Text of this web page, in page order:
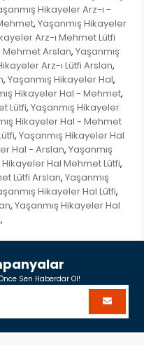
Hikayeler Arz-ı -
, Yaşanmış Hikayeler
Arz-ı Mehmet Lütfi
Mehmet Arslan, Yaşanmış
Arz-ı Lütfi Arslan,
, Yaşanmış Hikayeler Hal,
Hikayeler Hal - Mehmet,
Lütfi, Yaşanmış Hikayeler
Hikayeler Hal - Mehmet
, Yaşanmış Hikayeler Hal
Hal - Arslan, Yaşanmış
Hikayeler Hal Mehmet Lütfi,
Lütfi Arslan, Yaşanmış
Hikayeler Hal Lütfi,
, Yaşanmış Hikayeler Hal
,
Sen Haberdar Ol!